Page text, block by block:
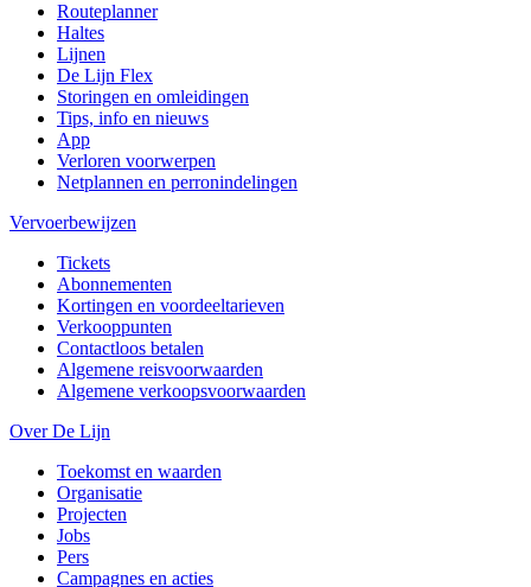
Routeplanner
Haltes
Lijnen
De Lijn Flex
Storingen en omleidingen
Tips, info en nieuws
App
Verloren voorwerpen
Netplannen en perronindelingen
Vervoerbewijzen
Tickets
Abonnementen
Kortingen en voordeeltarieven
Verkooppunten
Contactloos betalen
Algemene reisvoorwaarden
Algemene verkoopsvoorwaarden
Over De Lijn
Toekomst en waarden
Organisatie
Projecten
Jobs
Pers
Campagnes en acties